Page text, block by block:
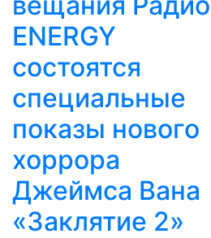
ENERGY
состоятся
специальные
показы нового
хоррора
Джеймса Вана
«Заклятие 2»